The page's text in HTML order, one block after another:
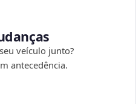
veículo junto?
antecedência.